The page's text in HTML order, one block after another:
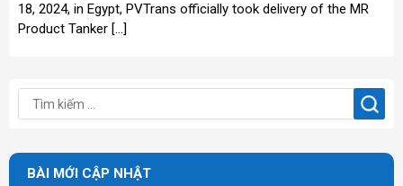
18, 2024, in Egypt, PVTrans officially took delivery of the MR
Product Tanker […]
BÀI MỚI CẬP NHẬT